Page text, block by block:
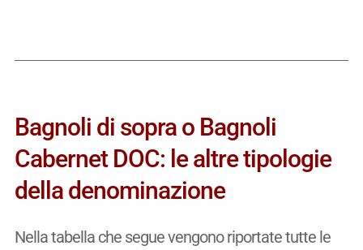
Bagnoli di sopra o Bagnoli
Cabernet DOC: le altre tipologie
della denominazione
Nella tabella che segue vengono riportate tutte le